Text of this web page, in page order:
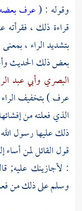
وقوله : (عرف
قراءة ذلك ، فقرأته
بتشديد الراء ،
بعض ذلك الحديث
البصري وأبي عبد
عرف ) بتخفيف
الذي فعلته من
ذلك عليها رسول
قول القائل لمن
: لأجازينك عليه;
وسلم على ذلك من